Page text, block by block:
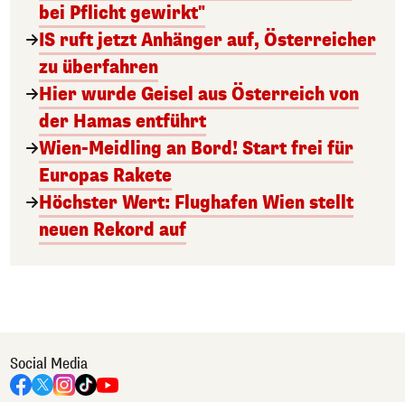
bei Pflicht gewirkt"
IS ruft jetzt Anhänger auf, Österreicher
zu überfahren
Hier wurde Geisel aus Österreich von
der Hamas entführt
Wien-Meidling an Bord! Start frei für
Europas Rakete
Höchster Wert: Flughafen Wien stellt
neuen Rekord auf
Social Media